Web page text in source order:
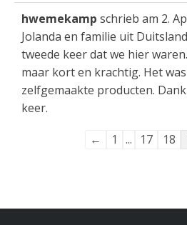
hwemekamp schrieb am 2.
Jolanda en familie uit
tweede keer dat we hier
maar kort en krachtig. Het
zelfgemaakte producten.
keer.
Navigation
← 1 ... 17 18